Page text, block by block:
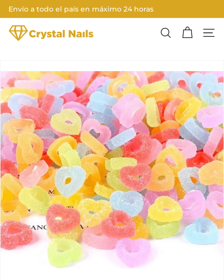
directamente
contenido
Diapositivas
Envío a todo el país en máximo 24 horas
C
S
T
A
L
N
A
I
L
S
Buscar